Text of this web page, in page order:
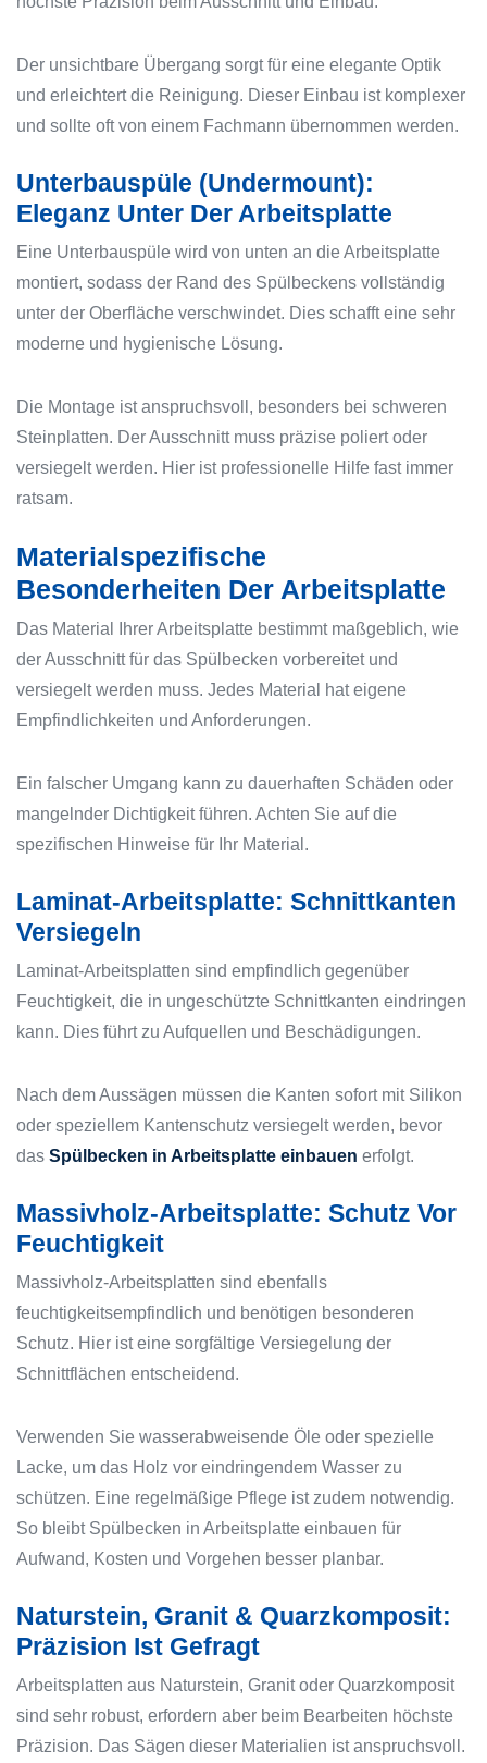
Der unsichtbare Übergang sorgt für eine elegante Optik
und erleichtert die Reinigung. Dieser Einbau ist komplexer
und sollte oft von einem Fachmann übernommen werden.
Unterbauspüle (Undermount):
Eleganz Unter Der Arbeitsplatte
Eine Unterbauspüle wird von unten an die Arbeitsplatte
montiert, sodass der Rand des Spülbeckens vollständig
unter der Oberfläche verschwindet. Dies schafft eine sehr
moderne und hygienische Lösung.
Die Montage ist anspruchsvoll, besonders bei schweren
Steinplatten. Der Ausschnitt muss präzise poliert oder
versiegelt werden. Hier ist professionelle Hilfe fast immer
ratsam.
Materialspezifische
Besonderheiten Der Arbeitsplatte
Das Material Ihrer Arbeitsplatte bestimmt maßgeblich, wie
der Ausschnitt für das Spülbecken vorbereitet und
versiegelt werden muss. Jedes Material hat eigene
Empfindlichkeiten und Anforderungen.
Ein falscher Umgang kann zu dauerhaften Schäden oder
mangelnder Dichtigkeit führen. Achten Sie auf die
spezifischen Hinweise für Ihr Material.
Laminat-Arbeitsplatte: Schnittkanten
Versiegeln
Laminat-Arbeitsplatten sind empfindlich gegenüber
Feuchtigkeit, die in ungeschützte Schnittkanten eindringen
kann. Dies führt zu Aufquellen und Beschädigungen.
Nach dem Aussägen müssen die Kanten sofort mit Silikon
oder speziellem Kantenschutz versiegelt werden, bevor
das Spülbecken in Arbeitsplatte einbauen erfolgt.
Massivholz-Arbeitsplatte: Schutz Vor
Feuchtigkeit
Massivholz-Arbeitsplatten sind ebenfalls
feuchtigkeitsempfindlich und benötigen besonderen
Schutz. Hier ist eine sorgfältige Versiegelung der
Schnittflächen entscheidend.
Verwenden Sie wasserabweisende Öle oder spezielle
Lacke, um das Holz vor eindringendem Wasser zu
schützen. Eine regelmäßige Pflege ist zudem notwendig.
So bleibt Spülbecken in Arbeitsplatte einbauen für
Aufwand, Kosten und Vorgehen besser planbar.
Naturstein, Granit & Quarzkomposit:
Präzision Ist Gefragt
Arbeitsplatten aus Naturstein, Granit oder Quarzkomposit
sind sehr robust, erfordern aber beim Bearbeiten höchste
Präzision. Das Sägen dieser Materialien ist anspruchsvoll.